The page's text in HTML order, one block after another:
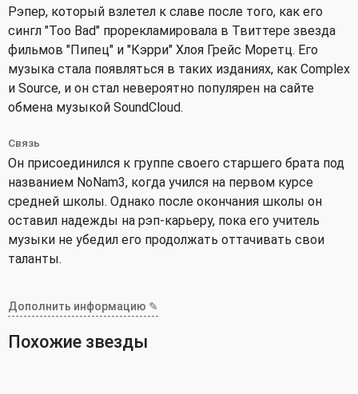
Рэпер, который взлетел к славе после того, как его
сингл "Too Bad" прорекламировала в Твиттере звезда
фильмов "Пипец" и "Кэрри" Хлоя Грейс Моретц. Его
музыка стала появляться в таких изданиях, как Complex
и Source, и он стал невероятно популярен на сайте
обмена музыкой SoundCloud.
Связь
Он присоединился к группе своего старшего брата под
названием NoNam3, когда учился на первом курсе
средней школы. Однако после окончания школы он
оставил надежды на рэп-карьеру, пока его учитель
музыки не убедил его продолжать оттачивать свои
таланты.
Дополнить информацию ✎
Похожие звезды